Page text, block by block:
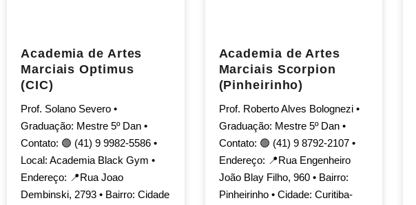
Academia de Artes
Marciais Optimus
(CIC)
Prof. Solano Severo •
Graduação: Mestre 5º Dan •
Contato: 🟢 (41) 9 9982-5586 •
Local: Academia Black Gym •
Endereço: 📍Rua Joao
Dembinski, 2793 • Bairro: Cidade
Academia de Artes
Marciais Scorpion
(Pinheirinho)
Prof. Roberto Alves Bolognezi •
Graduação: Mestre 5º Dan •
Contato: 🟢 (41) 9 8792-2107 •
Endereço: 📍Rua Engenheiro
João Blay Filho, 960 • Bairro:
Pinheirinho • Cidade: Curitiba-